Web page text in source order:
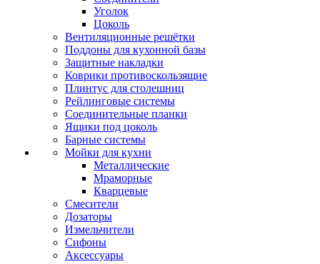
Уголок
Цоколь
Вентиляционные решётки
Поддоны для кухонной базы
Защитные накладки
Коврики противоскользящие
Плинтус для столешниц
Рейлинговые системы
Соединительные планки
Ящики под цоколь
Барные системы
Мойки для кухни
Металлические
Мраморные
Кварцевые
Смесители
Дозаторы
Измельчители
Сифоны
Аксессуары